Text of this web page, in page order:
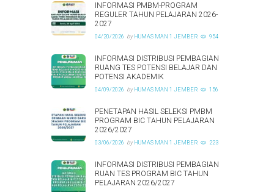
INFORMASI PMBM-PROGRAM
REGULER TAHUN PELAJARAN 2026-
2027
04/20/2026 by HUMAS MAN 1 JEMBER 954
INFORMASI DISTRIBUSI PEMBAGIAN
RUANG TES POTENSI BELAJAR DAN
POTENSI AKADEMIK
04/09/2026 by HUMAS MAN 1 JEMBER 156
PENETAPAN HASIL SELEKSI PMBM
PROGRAM BIC TAHUN PELAJARAN
2026/2027
03/06/2026 by HUMAS MAN 1 JEMBER 223
INFORMASI DISTRIBUSI PEMBAGIAN
RUAN TES PROGRAM BIC TAHUN
PELAJARAN 2026/2027